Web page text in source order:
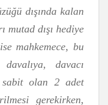
dışında kalan
mutad dışı hediye
mahkemece, bu
davacı
sabit olan 2 adet
gerekirken,